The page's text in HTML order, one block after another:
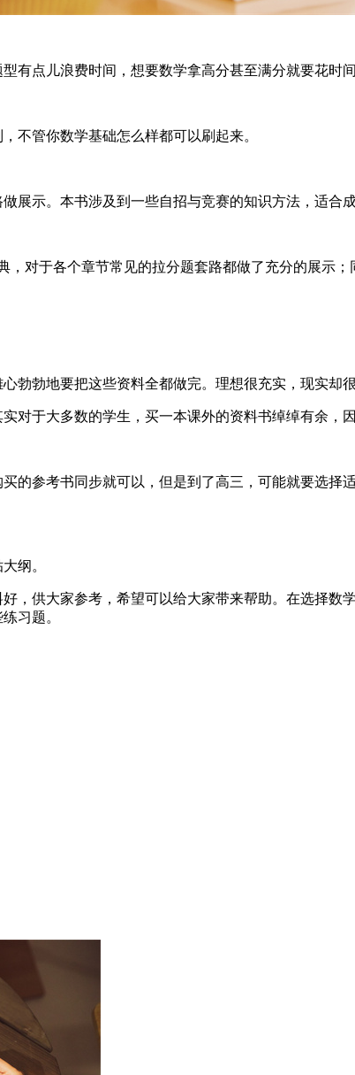
有点儿浪费时间，想要数学拿高分甚至满分就要花时
不管你数学基础怎么样都可以刷起来。
展示。本书涉及到一些自招与竞赛的知识方法，适合
对于各个章节常见的拉分题套路都做了充分的展示
勃勃地要把这些资料全都做完。理想很充实，现实却
对于大多数的学生，买一本课外的资料书绰绰有余，
的参考书同步就可以，但是到了高三，可能就要选择
纲。
，供大家参考，希望可以给大家带来帮助。在选择数
习题。